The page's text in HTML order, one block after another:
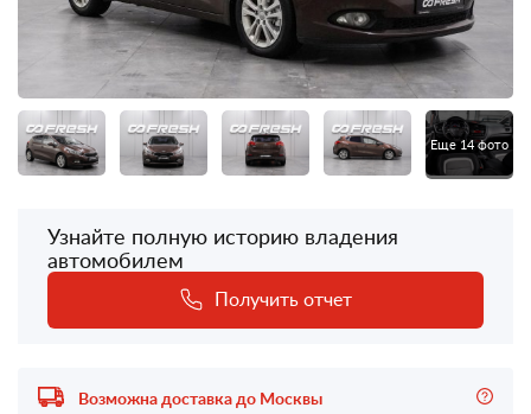
Еще 14 фото
Узнайте полную историю владения
автомобилем
Получить отчет
Возможна доставка до Москвы